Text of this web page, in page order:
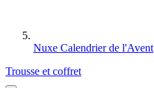
Nuxe Calendrier de l'Avent
Trousse et coffret